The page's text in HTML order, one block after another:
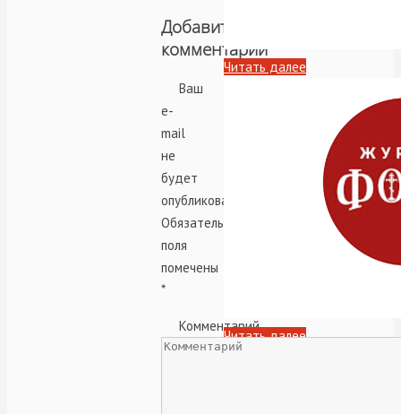
Добавить
комментарий
Ваш
e-
mail
не
будет
опубликован.
Обязательные
поля
помечены
*
Комментарий
Читать далее
Читать далее